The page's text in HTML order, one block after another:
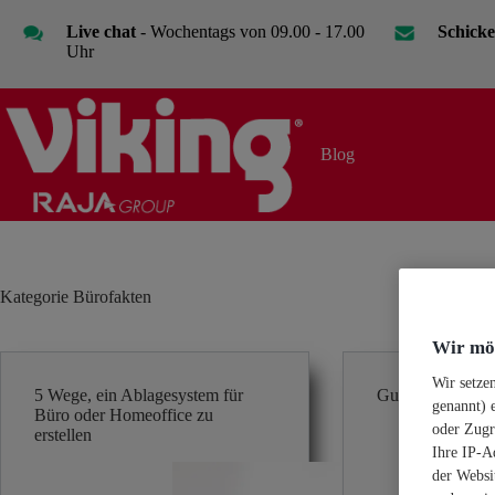
Inhalt
Live chat- Wochentags von 09.00 - 17.00
Uhr
Blog
Kategorie Bürofakten
5 Wege, ein Ablagesystem für
Büro oder Homeoffice zu
erstellen
Wir
Wir
genannt)
oder
Ihre IP-
der